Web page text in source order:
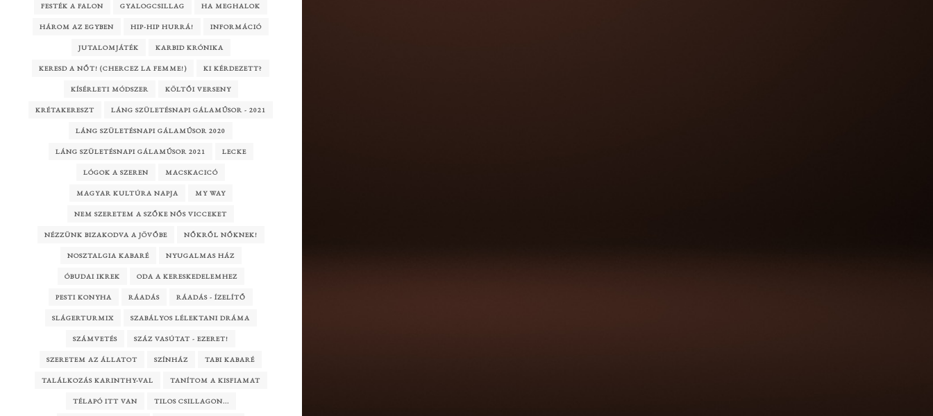
FESTÉK A FALON GYALOGCSILLAG HA MEGHALOK
HÁROM AZ EGYBEN HIP-HIP HURRÁ! INFORMÁCIÓ
JUTALOMJÁTÉK KARBID KRÓNIKA
KERESD A NŐT! (CHERCEZ LA FEMME!) KI KÉRDEZETT?
KÍSÉRLETI MÓDSZER KÖLTŐI VERSENY
KRÉTAKERESZT LÁNG SZÜLETÉSNAPI GÁLAMŰSOR - 2021
LÁNG SZÜLETÉSNAPI GÁLAMŰSOR 2020
LÁNG SZÜLETÉSNAPI GÁLAMŰSOR 2021 LECKE
LÓGOK A SZEREN MACSKACICÓ
MAGYAR KULTÚRA NAPJA MY WAY
NEM SZERETEM A SZŐKE NŐS VICCEKET
NÉZZÜNK BIZAKODVA A JÖVŐBE NŐKRŐL NŐKNEK!
NOSZTALGIA KABARÉ NYUGALMAS HÁZ
ÓBUDAI IKREK ODA A KERESKEDELEMHEZ
PESTI KONYHA RÁADÁS RÁADÁS - ÍZELÍTŐ
SLÁGERTURMIX SZABÁLYOS LÉLEKTANI DRÁMA
SZÁMVETÉS SZÁZ VASÚTAT - EZERET!
SZERETEM AZ ÁLLATOT SZÍNHÁZ TABI KABARÉ
TALÁLKOZÁS KARINTHY-VAL TANÍTOM A KISFIAMAT
TÉLAPÓ ITT VAN TILOS CSILLAGON...